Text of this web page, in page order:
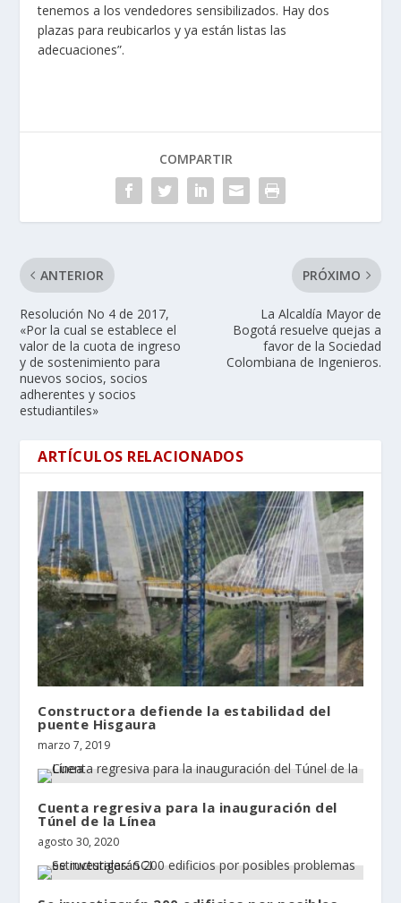
tenemos a los vendedores sensibilizados. Hay dos
plazas para reubicarlos y ya están listas las
adecuaciones”.
COMPARTIR
ANTERIOR
Resolución No 4 de 2017,
«Por la cual se establece el
valor de la cuota de ingreso
y de sostenimiento para
nuevos socios, socios
adherentes y socios
estudiantiles»
PRÓXIMO
La Alcaldía Mayor de
Bogotá resuelve quejas a
favor de la Sociedad
Colombiana de Ingenieros.
ARTÍCULOS RELACIONADOS
Constructora defiende la estabilidad del
puente Hisgaura
marzo 7, 2019
Cuenta regresiva para la inauguración del
Túnel de la Línea
agosto 30, 2020